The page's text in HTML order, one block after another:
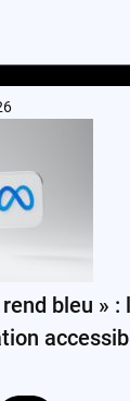
bleu » :